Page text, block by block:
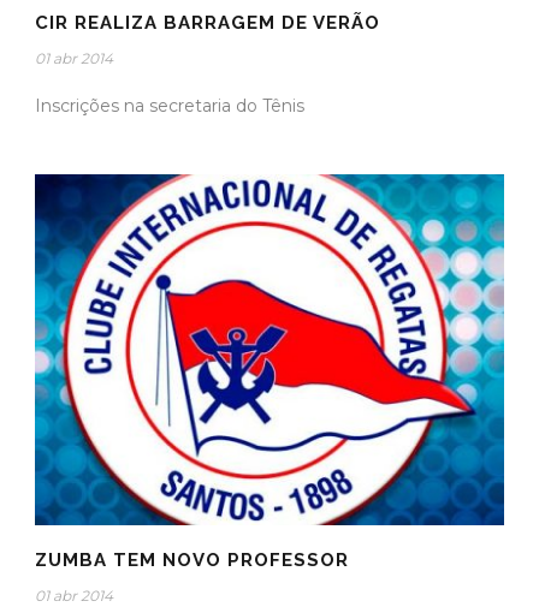
CIR REALIZA BARRAGEM DE VERÃO
01 abr 2014
Inscrições na secretaria do Tênis
ZUMBA TEM NOVO PROFESSOR
01 abr 2014